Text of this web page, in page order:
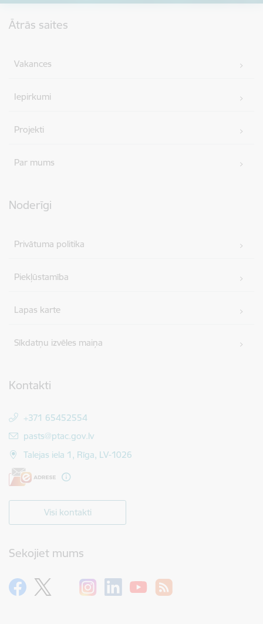
Ātrās saites
Vakances
Iepirkumi
Projekti
Par mums
Noderīgi
Privātuma politika
Piekļūstamība
Lapas karte
Sīkdatņu izvēles maiņa
Kontakti
+371 65452554
E-pasts:
pasts@ptac.gov.lv
Talejas iela 1, Rīga, LV-1026
Visi kontakti
Sekojiet mums